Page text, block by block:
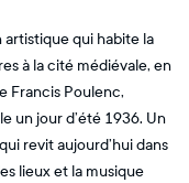
artistique qui habite la
à la cité médiévale, en
Francis Poulenc,
un jour d’été 1936. Un
revit aujourd’hui dans
lieux et la musique